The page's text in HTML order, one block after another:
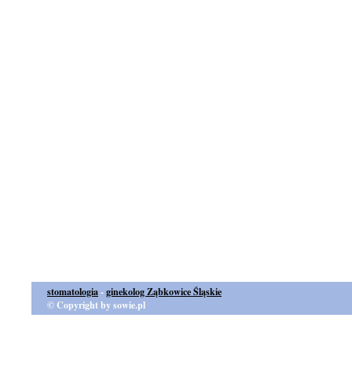
stomatologia-ginekolog Ząbkowice Śląskie
© Copyright by sowie.pl